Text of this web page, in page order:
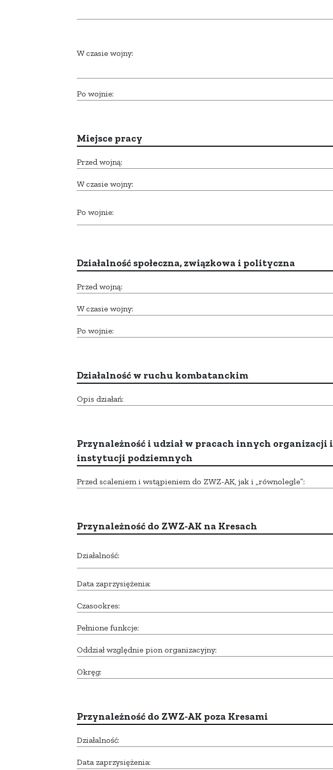
W czasie wojny:
Po wojnie:
Miejsce pracy
Przed wojną:
W czasie wojny:
Po wojnie:
Działalność społeczna, związkowa i polityczna
Przed wojną:
W czasie wojny:
Po wojnie:
Działalność w ruchu kombatanckim
Opis działań:
Przynależność i udział w pracach innych organizacji i
instytucji podziemnych
Przed scaleniem i wstąpieniem do ZWZ-AK, jak i „równolegle”:
Przynależność do ZWZ-AK na Kresach
Działalność:
Data zaprzysiężenia:
Czasookres:
Pełnione funkcje:
Oddział względnie pion organizacyjny:
Okręg:
Przynależność do ZWZ-AK poza Kresami
Działalność:
Data zaprzysiężenia: